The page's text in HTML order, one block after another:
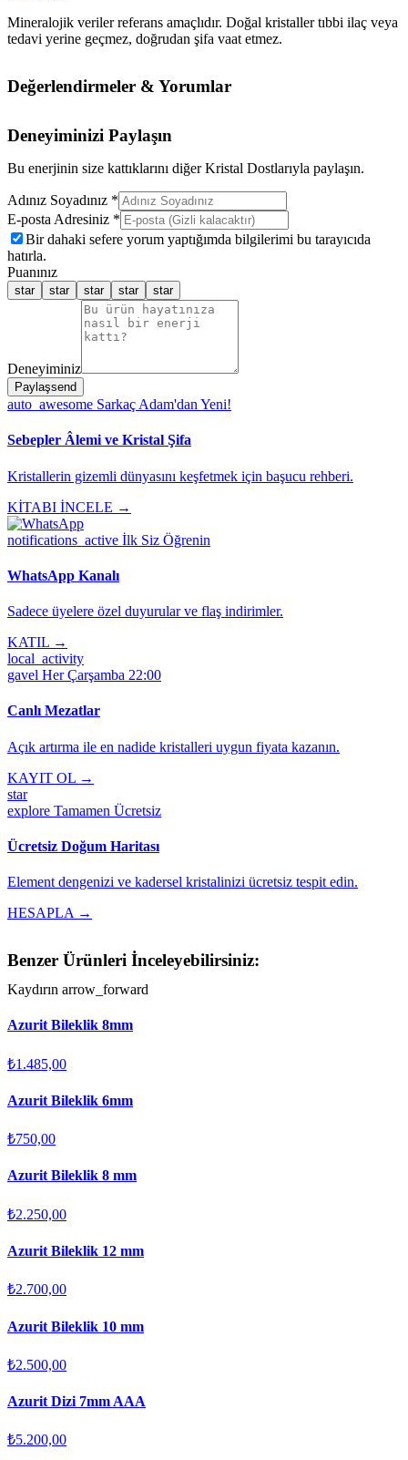
Mineralojik veriler referans amaçlıdır. Doğal kristaller tıbbi ilaç veya
tedavi yerine geçmez, doğrudan şifa vaat etmez.
Değerlendirmeler & Yorumlar
Deneyiminizi Paylaşın
Bu enerjinin size kattıklarını diğer Kristal Dostlarıyla paylaşın.
Adınız Soyadınız *
E-posta Adresiniz *
Bir dahaki sefere yorum yaptığımda bilgilerimi bu tarayıcıda
hatırla.
Puanınız
star star star star star
Deneyiminiz
Paylaşsend
auto_awesome Sarkaç Adam'dan Yeni!
Sebepler Âlemi ve Kristal Şifa
Kristallerin gizemli dünyasını keşfetmek için başucu rehberi.
KİTABI İNCELE →
notifications_active İlk Siz Öğrenin
WhatsApp Kanalı
Sadece üyelere özel duyurular ve flaş indirimler.
KATIL →
local_activity
gavel Her Çarşamba 22:00
Canlı Mezatlar
Açık artırma ile en nadide kristalleri uygun fiyata kazanın.
KAYIT OL →
star
explore Tamamen Ücretsiz
Ücretsiz Doğum Haritası
Element dengenizi ve kadersel kristalinizi ücretsiz tespit edin.
HESAPLA →
Benzer Ürünleri İnceleyebilirsiniz:
Kaydırın arrow_forward
Azurit Bileklik 8mm
₺1.485,00
Azurit Bileklik 6mm
₺750,00
Azurit Bileklik 8 mm
₺2.250,00
Azurit Bileklik 12 mm
₺2.700,00
Azurit Bileklik 10 mm
₺2.500,00
Azurit Dizi 7mm AAA
₺5.200,00